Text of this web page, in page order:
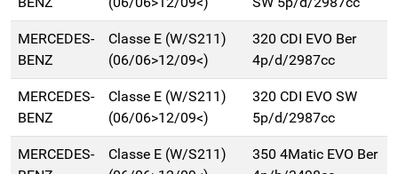
MERCEDES-
BENZ
Classe E (W/S211)
(06/06>12/09<)
320 CDI EVO Ber
4p/d/2987cc
MERCEDES-
BENZ
Classe E (W/S211)
(06/06>12/09<)
320 CDI EVO SW
5p/d/2987cc
MERCEDES-
Classe E (W/S211)
350 4Matic EVO Ber